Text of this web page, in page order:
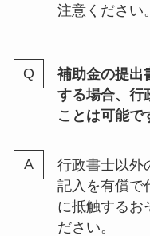
注意ください。
補助金の提出
する場合、行
ことは可能で
行政書士以外
記入を有償で
に抵触するお
ださい。